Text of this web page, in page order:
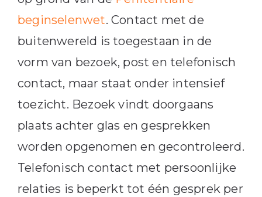
beginselenwet. Contact met de
buitenwereld is toegestaan in de
vorm van bezoek, post en telefonisch
contact, maar staat onder intensief
toezicht. Bezoek vindt doorgaans
plaats achter glas en gesprekken
worden opgenomen en gecontroleerd.
Telefonisch contact met persoonlijke
relaties is beperkt tot één gesprek per